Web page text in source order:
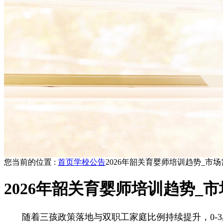
您当前的位置 : 首页学校公告2026年韶关育婴师培训趋势_市
2026年韶关育婴师培训趋势_
随着三孩政策落地与双职工家庭比例持续提升，0-3